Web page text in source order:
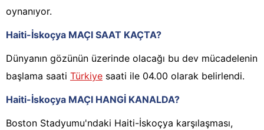
oynanıyor.
Haiti-İskoçya MAÇI SAAT KAÇTA?
Dünyanın gözünün üzerinde olacağı bu dev mücadelenin
başlama saati Türkiye saati ile 04.00 olarak belirlendi.
Haiti-İskoçya MAÇI HANGİ KANALDA?
Boston Stadyumu'ndaki Haiti-İskoçya karşılaşması,